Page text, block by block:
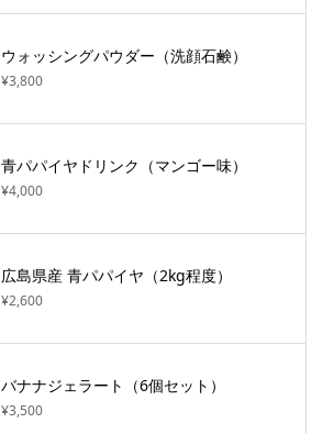
ウォッシングパウダー（洗顔石鹸）
¥3,800
青パパイヤドリンク（マンゴー味）
¥4,000
広島県産 青パパイヤ（2kg程度）
¥2,600
バナナジェラート（6個セット）
¥3,500